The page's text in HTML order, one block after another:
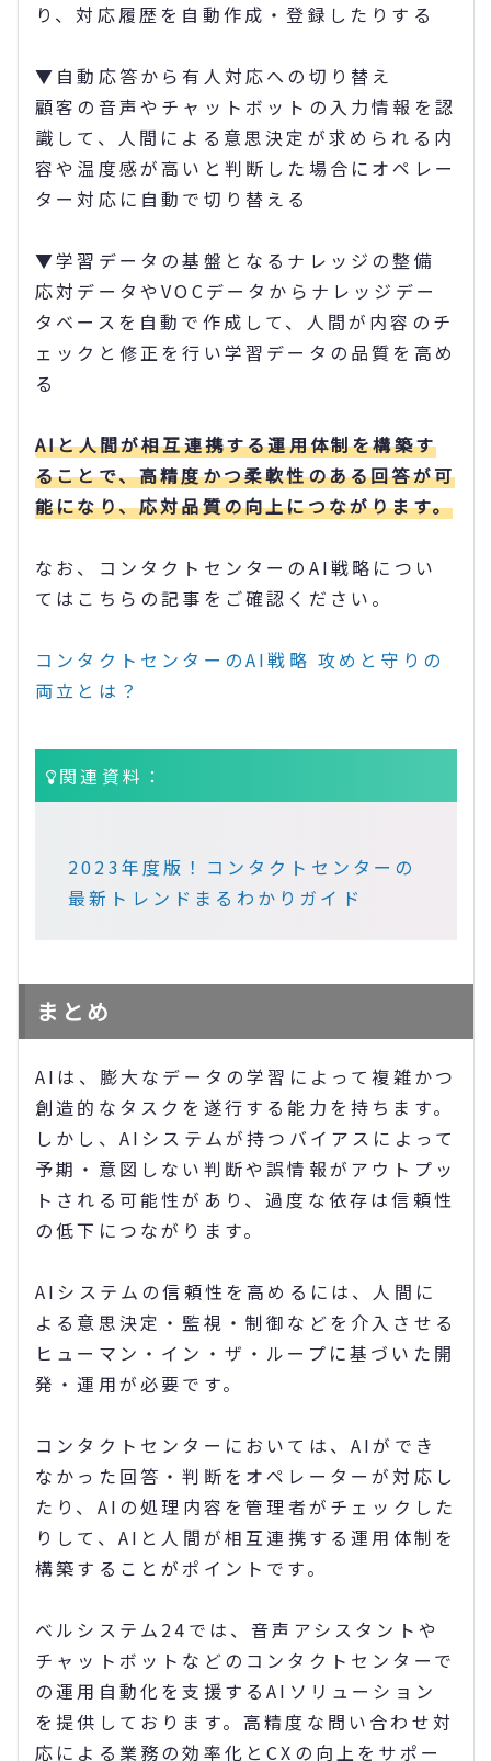
り、対応履歴を自動作成・登録したりする
▼自動応答から有人対応への切り替え
顧客の音声やチャットボットの入力情報を認
識して、人間による意思決定が求められる内
容や温度感が高いと判断した場合にオペレー
ター対応に自動で切り替える
▼学習データの基盤となるナレッジの整備
応対データやVOCデータからナレッジデー
タベースを自動で作成して、人間が内容のチ
ェックと修正を行い学習データの品質を高め
る
AIと人間が相互連携する運用体制を構築す
ることで、高精度かつ柔軟性のある回答が可
能になり、応対品質の向上につながります。
なお、コンタクトセンターのAI戦略につい
てはこちらの記事をご確認ください。
コンタクトセンターのAI戦略 攻めと守りの
両立とは？
関連資料：
2023年度版！コンタクトセンターの
最新トレンドまるわかりガイド
まとめ
AIは、膨大なデータの学習によって複雑かつ
創造的なタスクを遂行する能力を持ちます。
しかし、AIシステムが持つバイアスによって
予期・意図しない判断や誤情報がアウトプッ
トされる可能性があり、過度な依存は信頼性
の低下につながります。
AIシステムの信頼性を高めるには、人間に
よる意思決定・監視・制御などを介入させる
ヒューマン・イン・ザ・ループに基づいた開
発・運用が必要です。
コンタクトセンターにおいては、AIができ
なかった回答・判断をオペレーターが対応し
たり、AIの処理内容を管理者がチェックした
りして、AIと人間が相互連携する運用体制を
構築することがポイントです。
ベルシステム24では、音声アシスタントや
チャットボットなどのコンタクトセンターで
の運用自動化を支援するAIソリューション
を提供しております。高精度な問い合わせ対
応による業務の効率化とCXの向上をサポー